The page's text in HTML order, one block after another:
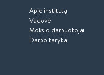
Apie institutą
Vadovė
Mokslo darbuotojai
Darbo taryba